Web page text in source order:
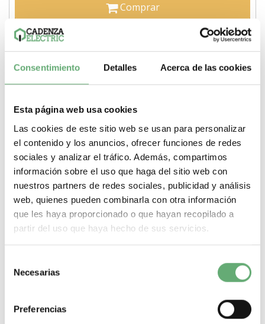
Consentimiento Detalles Acerca de las cookies
Esta página web usa cookies
Las cookies de este sitio web se usan para personalizar
el contenido y los anuncios, ofrecer funciones de redes
sociales y analizar el tráfico. Además, compartimos
información sobre el uso que haga del sitio web con
nuestros partners de redes sociales, publicidad y análisis
web, quienes pueden combinarla con otra información
que les haya proporcionado o que hayan recopilado a
partir del uso que haya hecho de sus servicios.
Necesarias
Preferencias
Comprar
MÁS DETALLES ACERCA DE...
Módulo de falla térmica
MicroLogic
Módulo de falla térmica MicroLogic de Schneider Electric. Encuentra
todas las referencias de Schneider Electric al mejor precio de
internet en Cadenza Electric. Tenemos todo tipo de Módulo de falla
térmica MicroLogic en nuestro almacén de material eléctrico. Nuestra
tienda de material eléctrico es el distribuidor Schneider pensado
para hacer de tus compras de material eléctrico un proceso rápido,
sencillo, seguro, y con la mejor oferta de internet.
Filtrar por
¿Que necesitas? A continuación te dejamos lo más
buscado:
Magnetotermicos de 2 polos
Magnetotermicos estrechos